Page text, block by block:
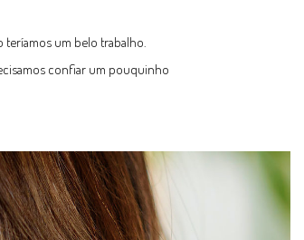
teríamos um belo trabalho.
confiar um pouquinho